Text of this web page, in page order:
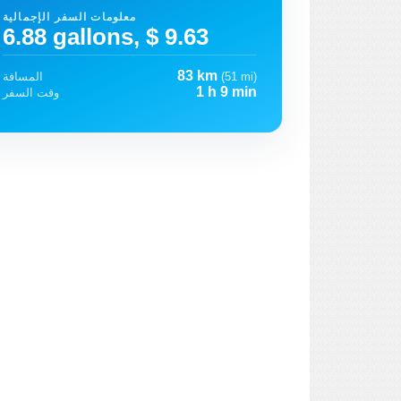
معلومات السفر الإجمالية
6.88 gallons, $ 9.63
المسافة 83 km (51 mi)
وقت السفر
1 h 9 min